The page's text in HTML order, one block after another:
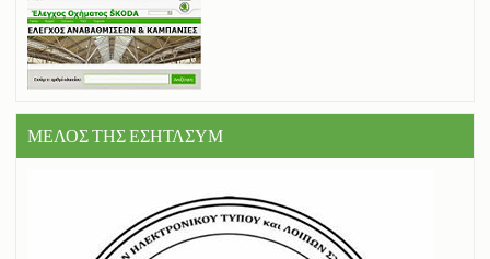
ΜΕΛΟΣ ΤΗΣ ΕΣΗΤΛΣΥΜ